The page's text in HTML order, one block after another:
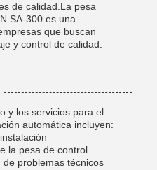
de calidad.La pesa
SA-300 es una
que buscan
y control de calidad.
y los servicios para el
automática incluyen:
la pesa de control
problemas técnicos